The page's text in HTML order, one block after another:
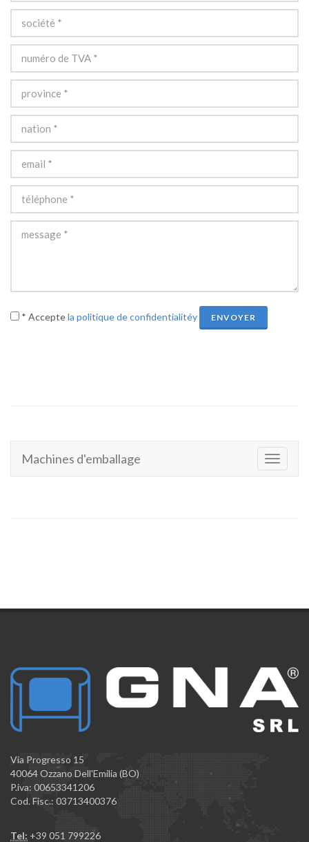
* Acceptela politique de confidentialitéy ENVOYER
Toggle
Machines d'emballage
Via Progresso 15
40064 Ozzano Dell'Emilia (BO)
P.iva: 00653341206
Cod. Fisc.: 03713400376
Tel: +39 051 799226